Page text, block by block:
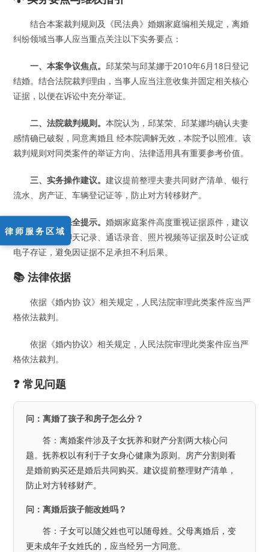
结合本案裁判规则及《民法典》婚姻家庭编相关规定，离婚
纠纷领域当事人应当重点关注以下实务要点：
一、本案争议焦点。邱某荣与邱某娜于2010年6月18日登记
结婚。结合法院裁判理由，当事人应当注意收集并固定相关核心
证据，以便在诉讼中充分举证。
二、法院裁判规则。本院认为，邱某荣、邱某娜均确认夫妻
感情确已破裂，同意离婚且 经本院调解无效，本院予以照准。该
裁判规则对同类案件的举证方向、法律适用具有重要参考价值。
三、实务操作建议。建议提前整理夫妻共同财产清单、银行
流水、房产证、车辆登记证等，防止对方转移财产。
四、证据保全提示。婚姻家庭案件高度重视证据原件，建议
对银行流水、聊天记录、通话录音、照片视频等证据及时公证或
电子存证，避免因证据不足承担不利后果。
📚 法律依据
依据《婚内协 议》相关规定，人民法院审理此类案件应当严
格依法裁判。
依据《婚内协议》相关规定，人民法院审理此类案件应当严
格依法裁判。
❓ 常见问题
问：离婚了孩子和房子怎么分？
答：离婚案件涉及子女抚养和财产分割两大核心问
题。抚养权以有利于子女身心健康为原则。房产分割则看
是婚前购买还是婚后共同购买。建议提前整理财产清单，
防止对方转移财产。
问：离婚后孩子能改姓吗？
答：子女可以随父姓也可以随母姓。父母离婚后，变
更未成年子女姓氏的，应当经另一方同意。
律师服务区域